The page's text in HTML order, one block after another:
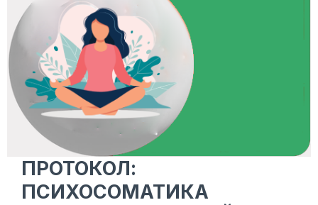
ПРОТОКОЛ:
ПСИХОСОМАТИКА